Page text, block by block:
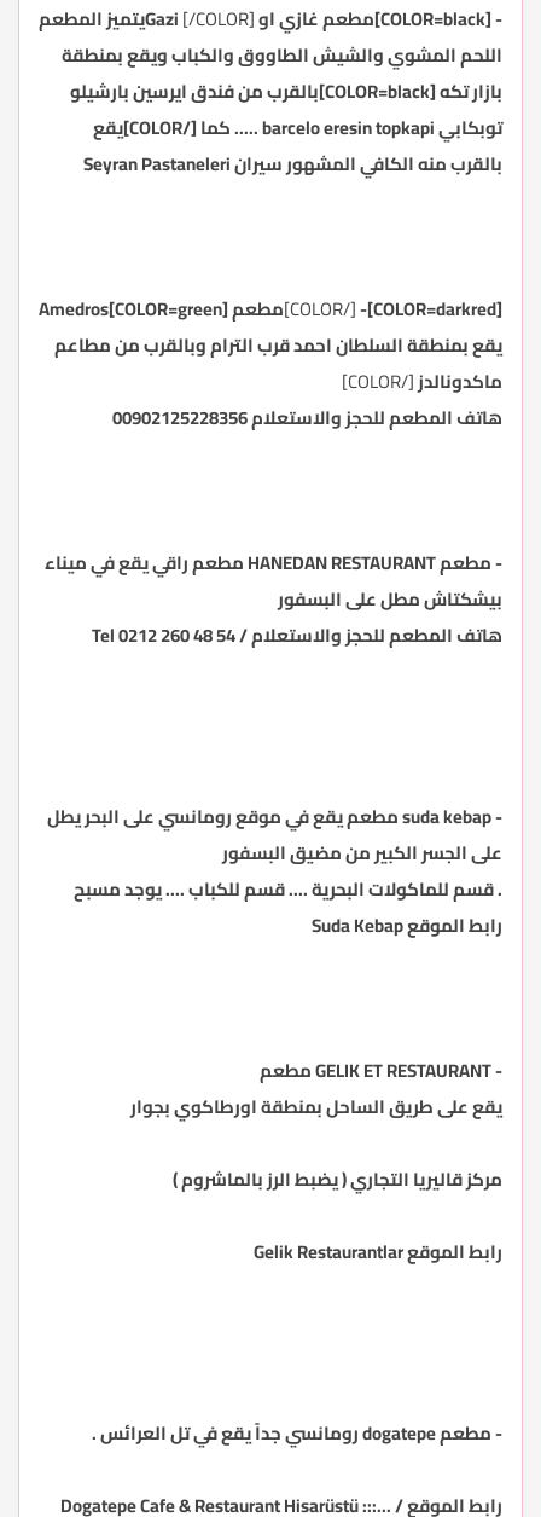
-[COLOR=black]مطعم غازي او[/COLOR]
يتميز المطعم
اللحم المشوي والشيش الطاووق والكبابويقع بمنطقة
بازار تكه [COLOR=black]بالقرب من فندق ايرسين بارشيلو
توبكابي barcelo eresin topkapi ..... كما [/COLOR]يقع
بالقرب منه الكافي المشهور سيرانSeyran Pastaneleri
[COLOR=darkred]-
[/COLOR] مطعم[COLOR=green]Amedros
يقع بمنطقة السلطان احمد قرب الترام وبالقرب من مطاعم
ماكدونالدز[/COLOR]
هاتف المطعم للحجز والاستعلام 00902125228356
-مطعم
مطعم راقي يقع في ميناء
بيشكتاش مطل على البسفور
هاتف المطعم للحجز والاستعلام / Tel 0212 260 48 54
-
suda kebapمطعم يقع في موقع رومانسي على البحر يطل
على الجسر الكبير من مضيق البسفور
. قسم للماكولات البحرية .... قسم للكباب .... يوجد مسبح
رابط الموقعSuda Kebap
-GELIK ET RESTAURANT مطعم
يقع على طريق الساحل بمنطقة اورطاكوي بجوار
مركز قاليريا التجاري ( يضبط الرز بالماشروم )
رابط الموقعGelik Restaurantlar
- مطعمdogatepeرومانسي جداً يقع في تل العرائس .
رابط الموقع / ...::: Dogatepe Cafe & Restaurant Hisarüstü